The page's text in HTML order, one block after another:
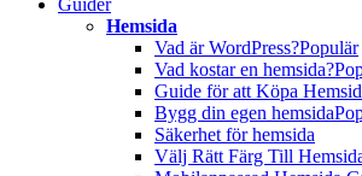
Guider
Hemsida
Vad är WordPress?Populär
Vad kostar en hemsida?
Guide för att Köpa
Bygg din egen hemsida
Säkerhet för hemsida
Välj Rätt Färg Till